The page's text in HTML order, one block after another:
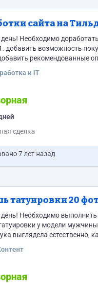
сайта на
сайт на
рекомендованные
товара" в окне заполнения
рекомендации по
и IT
сделка
7 лет назад
татуировки 20
задание по
у модели
выглядела естественно,